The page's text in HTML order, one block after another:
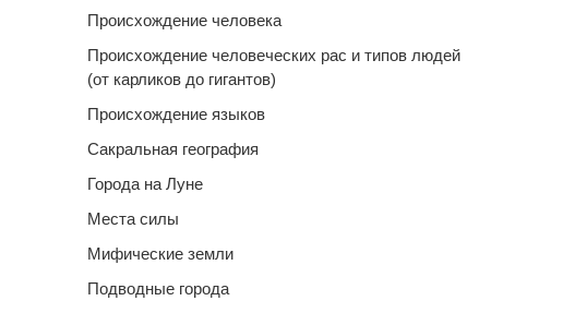
Происхождение человека
Происхождение человеческих рас и типов людей
(от карликов до гигантов)
Происхождение языков
Сакральная география
Города на Луне
Места силы
Мифические земли
Подводные города